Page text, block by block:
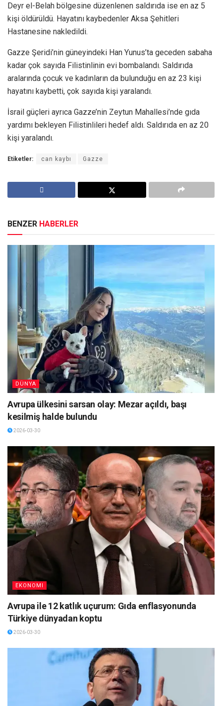
Deyr el-Belah bölgesine düzenlenen saldırıda ise en az 5
kişi öldürüldü. Hayatını kaybedenler Aksa Şehitleri
Hastanesine nakledildi.
Gazze Şeridi’nin güneyindeki Han Yunus’ta geceden sabaha
kadar çok sayıda Filistinlinin evi bombalandı. Saldırıda
aralarında çocuk ve kadınların da bulunduğu en az 23 kişi
hayatını kaybetti, çok sayıda kişi yaralandı.
İsrail güçleri ayrıca Gazze’nin Zeytun Mahallesi’nde gıda
yardımı bekleyen Filistinlileri hedef aldı. Saldırıda en az 20
kişi yaralandı.
Etiketler: can kaybı Gazze
BENZER HABERLER
DÜNYA
Avrupa ülkesini sarsan olay: Mezar açıldı, başı
kesilmiş halde bulundu
2026-03-30
EKONOMI
Avrupa ile 12 katlık uçurum: Gıda enflasyonunda
Türkiye dünyadan koptu
2026-03-30